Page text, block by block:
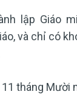
lập Giáo
và chỉ có
tháng Mười